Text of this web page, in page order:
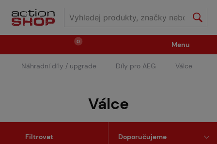
0
Zbraně Střelivo / plyny
Příslušenství ke zbraním
Výstroj Oblečení / boty Pyrotechnika
Menu
Náhradní díly / upgrade Díly pro AEG Válce
Válce
Filtrovat